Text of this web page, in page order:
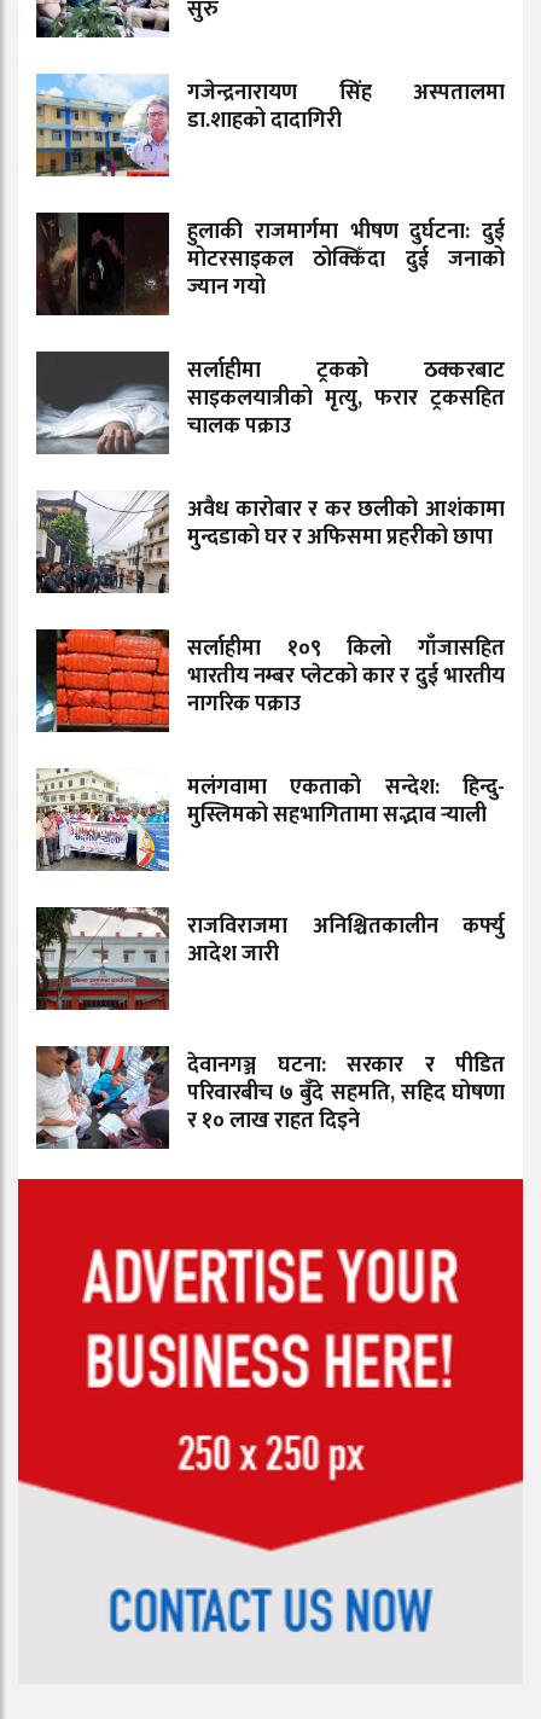
सुरु
गजेन्द्रनारायण सिंह अस्पतालमा
डा.शाहको दादागिरी
हुलाकी राजमार्गमा भीषण दुर्घटना: दुई
मोटरसाइकल ठोक्किँदा दुई जनाको
ज्यान गयो
सर्लाहीमा ट्रकको ठक्करबाट
साइकलयात्रीको मृत्यु, फरार ट्रकसहित
चालक पक्राउ
अवैध कारोबार र कर छलीको आशंकामा
मुन्दडाको घर र अफिसमा प्रहरीको छापा
सर्लाहीमा १०९ किलो गाँजासहित
भारतीय नम्बर प्लेटको कार र दुई भारतीय
नागरिक पक्राउ
मलंगवामा एकताको सन्देश: हिन्दु-
मुस्लिमको सहभागितामा सद्भाव र्‍याली
राजविराजमा अनिश्चितकालीन कर्फ्यु
आदेश जारी
देवानगञ्ज घटना: सरकार र पीडित
परिवारबीच ७ बुँदे सहमति, सहिद घोषणा
र १० लाख राहत दिइने